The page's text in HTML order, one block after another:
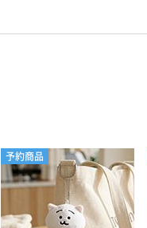
予約商品